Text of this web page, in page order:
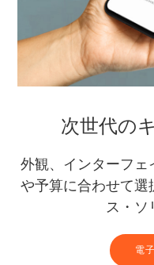
次世代の
外観、インターフ
や予算に合わせて選
ス・ソ
電